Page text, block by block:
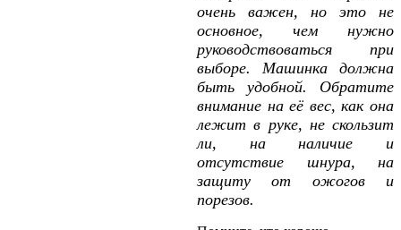
очень важен, но это не
основное, чем нужно
руководствоваться при
выборе. Машинка должна
быть удобной. Обратите
внимание на её вес, как она
лежит в руке, не скользит
ли, на наличие и
отсутствие шнура, на
защиту от ожогов и
порезов.